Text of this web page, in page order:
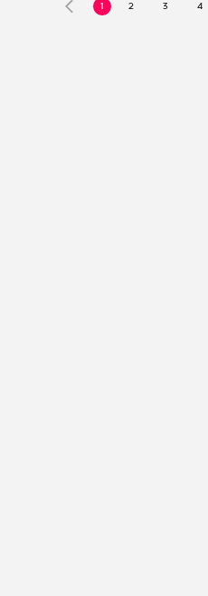
1 2 3 4